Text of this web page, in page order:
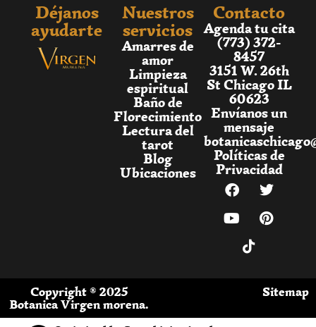
Déjanos
ayudarte
Nuestros
servicios
Amarres de
amor
Limpieza
espiritual
Baño de
Florecimiento
Lectura del
tarot
Blog
Ubicaciones
Contacto
Agenda tu cita
(773) 372-
8457
3151 W. 26th
St Chicago IL
60623
Envíanos un
mensaje
Políticas de
Privacidad
Copyright ® 2025
Botanica Virgen morena.
Sitemap